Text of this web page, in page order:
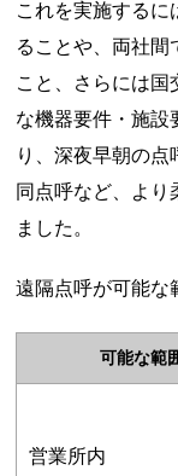
これを実施するに
ることや、両社間
こと、さらには国
な機器要件・施設
り、深夜早朝の
同点呼など、より
ました。
遠隔点呼が可能な
可能な範
営業所内